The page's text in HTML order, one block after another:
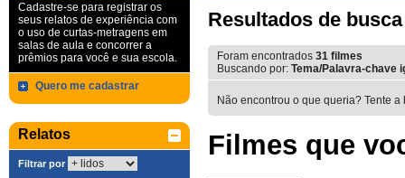
Cadastre-se para registrar os
seus relatos de experiência com
o uso de curtas-metragens em
salas de aula e concorrer a
prêmios para você e sua escola.
Quero me cadastrar
Relatos
Filtrar por
Resultados de busca
Foram encontrados 31 filmes
Buscando por: Tema/Palavra-chave
Não encontrou o que queria? Tente
Filmes que